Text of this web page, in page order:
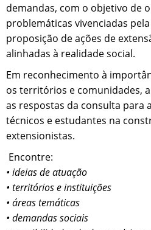
demandas, com o objetivo de
problemáticas vivenciadas
proposição de ações de
alinhadas à realidade social.
Em reconhecimento à
os territórios e comunidades,
as respostas da consulta para
técnicos e estudantes na
extensionistas.
Encontre:
• ideias de atuação
• territórios e instituições
• áreas temáticas
• demandas sociais